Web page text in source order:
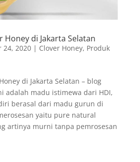
Honey di Jakarta Selatan
24, 2020| Clover Honey, Produk
di Jakarta Selatan – blog
adalah madu istimewa dari HDI,
berasal dari madu gurun di
yaitu pure natural
artinya murni tanpa pemrosesan